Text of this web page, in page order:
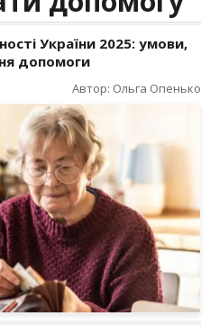
України 2025: умови,
допомоги
Автор: Ольга Опенько